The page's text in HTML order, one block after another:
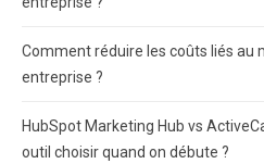
Comment réduire les coûts liés au
entreprise ?
HubSpot Marketing Hub vs
outil choisir quand on débute ?